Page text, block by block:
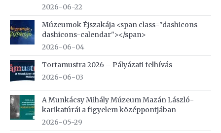
2026-06-22
Múzeumok Éjszakája <span class="dashicons
dashicons-calendar"></span>
2026-06-04
Tortamustra 2026 – Pályázati felhívás
2026-06-03
A Munkácsy Mihály Múzeum Mazán László-
karikatúrái a figyelem középpontjában
2026-05-29